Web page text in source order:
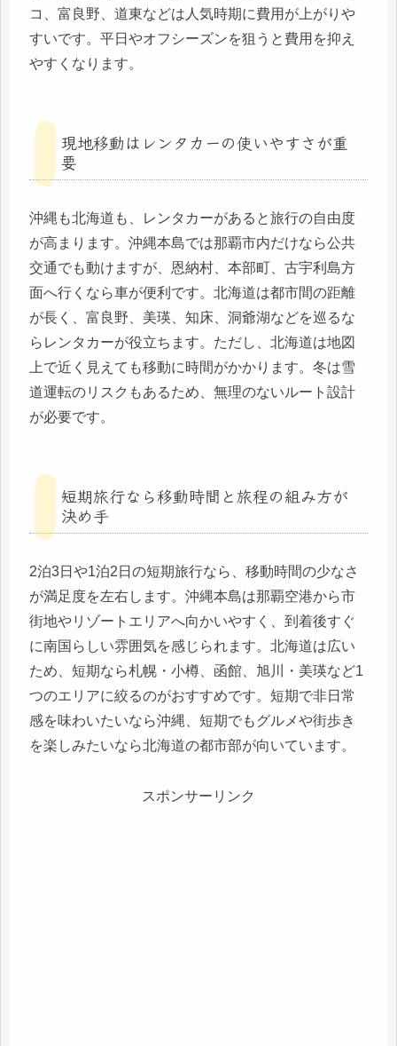
コ、富良野、道東などは人気時期に費用が上がりや
すいです。平日やオフシーズンを狙うと費用を抑え
やすくなります。
現地移動はレンタカーの使いやすさが重
要
沖縄も北海道も、レンタカーがあると旅行の自由度
が高まります。沖縄本島では那覇市内だけなら公共
交通でも動けますが、恩納村、本部町、古宇利島方
面へ行くなら車が便利です。北海道は都市間の距離
が長く、富良野、美瑛、知床、洞爺湖などを巡るな
らレンタカーが役立ちます。ただし、北海道は地図
上で近く見えても移動に時間がかかります。冬は雪
道運転のリスクもあるため、無理のないルート設計
が必要です。
短期旅行なら移動時間と旅程の組み方が
決め手
2泊3日や1泊2日の短期旅行なら、移動時間の少なさ
が満足度を左右します。沖縄本島は那覇空港から市
街地やリゾートエリアへ向かいやすく、到着後すぐ
に南国らしい雰囲気を感じられます。北海道は広い
ため、短期なら札幌・小樽、函館、旭川・美瑛など1
つのエリアに絞るのがおすすめです。短期で非日常
感を味わいたいなら沖縄、短期でもグルメや街歩き
を楽しみたいなら北海道の都市部が向いています。
スポンサーリンク